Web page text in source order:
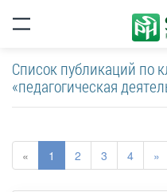
Список публикаций по
«педагогическая
« 1 2 3 4 »